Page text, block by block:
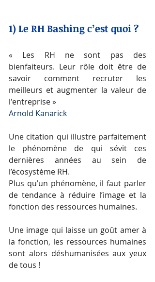
1) Le RH Bashing c’est quoi ?
« Les RH ne sont pas des
bienfaiteurs. Leur rôle doit être de
savoir comment recruter les
meilleurs et augmenter la valeur de
l'entreprise »
Arnold Kanarick
Une citation qui illustre parfaitement
le phénomène de qui sévit ces
dernières années au sein de
l’écosystème RH.
Plus qu’un phénomène, il faut parler
de tendance à réduire l’image et la
fonction des ressources humaines.
Une image qui laisse un goût amer à
la fonction, les ressources humaines
sont alors déshumanisées aux yeux
de tous !